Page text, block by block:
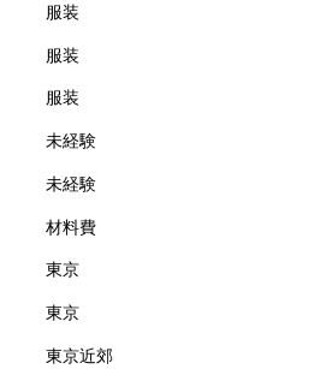
服装
服装
服装
未経験
未経験
材料費
東京
東京
東京近郊